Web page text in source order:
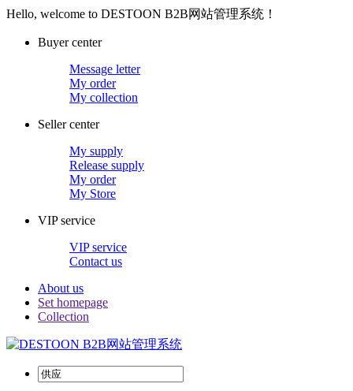
Hello, welcome to DESTOON B2B网站管理系统！
Buyer center
Message letter
My order
My collection
Seller center
My supply
Release supply
My order
My Store
VIP service
VIP service
Contact us
About us
Set homepage
Collection